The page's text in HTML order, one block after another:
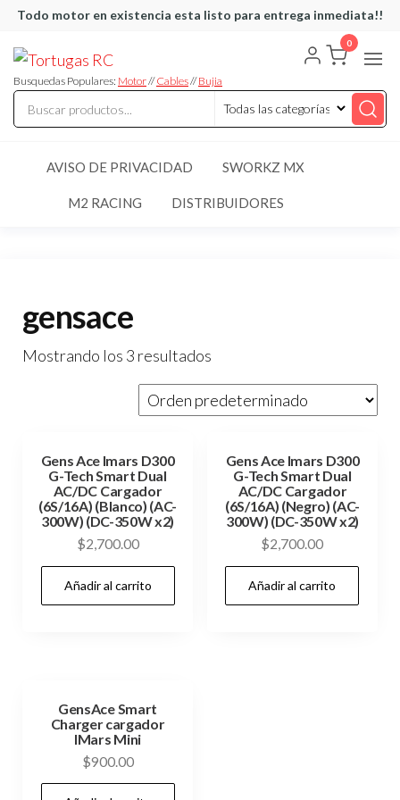
Saltar
contenido
Todo motor en existencia esta listo para entrega inmediata!!
RC
articulos
de RC
Busquedas Populares: Motor//Cables//Bujia
0
AVISO DE PRIVACIDAD SWORKZ MX
M2 RACING DISTRIBUIDORES
gensace
Mostrando los 3 resultados
Gens Ace Imars D300
G-Tech Smart Dual
AC/DC Cargador
(6S/16A) (Blanco) (AC-
300W) (DC-350W x2)
$2,700.00
Añadir al carrito
Gens Ace Imars D300
G-Tech Smart Dual
AC/DC Cargador
(6S/16A) (Negro) (AC-
300W) (DC-350W x2)
$2,700.00
Añadir al carrito
GensAce Smart
Charger cargador
IMars Mini
$900.00